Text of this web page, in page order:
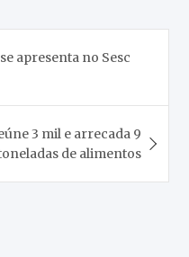
apresenta no Sesc
3 mil e arrecada 9
de alimentos